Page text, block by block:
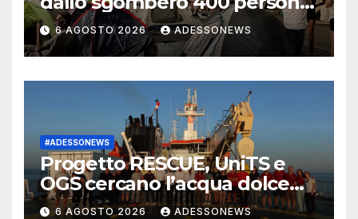
ancora in strada. Sorella
Adriana, “non è umano
lasciarle così, un tetto
subito””
6 AGOSTO 2026 ADESSONEWS
#ADESSONEWS
Progetto RESCUE, UniTS e
OGS cercano l’acqua dolce
nell’Adriatico
6 AGOSTO 2026 ADESSONEWS